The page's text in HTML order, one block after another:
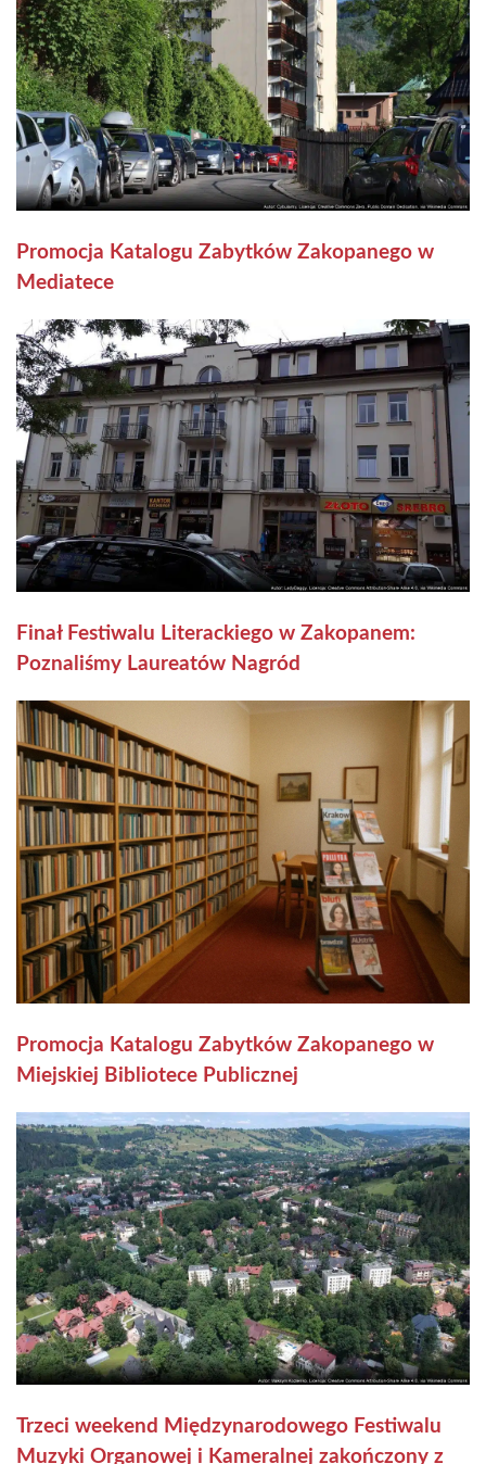
Promocja Katalogu Zabytków Zakopanego w
Mediatece
Finał Festiwalu Literackiego w Zakopanem:
Poznaliśmy Laureatów Nagród
Promocja Katalogu Zabytków Zakopanego w
Miejskiej Bibliotece Publicznej
Trzeci weekend Międzynarodowego Festiwalu
Muzyki Organowej i Kameralnej zakończony z